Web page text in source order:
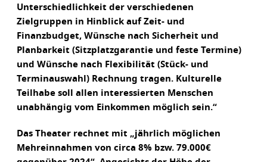
Unterschiedlichkeit der verschiedenen
Zielgruppen in Hinblick auf Zeit- und
Finanzbudget, Wünsche nach Sicherheit und
Planbarkeit (Sitzplatzgarantie und feste Termine)
und Wünsche nach Flexibilität (Stück- und
Terminauswahl) Rechnung tragen. Kulturelle
Teilhabe soll allen interessierten Menschen
unabhängig vom Einkommen möglich sein.“
Das Theater rechnet mit „jährlich möglichen
Mehreinnahmen von circa 8% bzw. 79.000€